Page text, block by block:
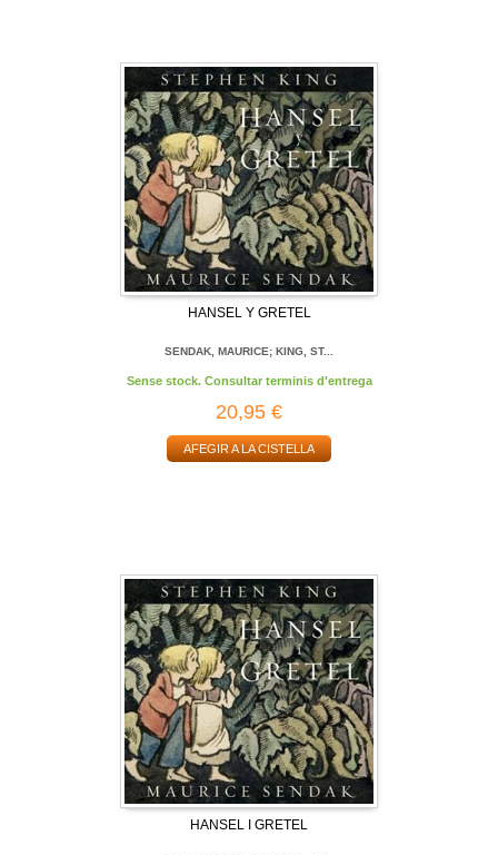
HANSEL Y GRETEL
SENDAK, MAURICE; KING, ST...
Sense stock. Consultar terminis d'entrega
20,95 €
AFEGIR A LA CISTELLA
HANSEL I GRETEL